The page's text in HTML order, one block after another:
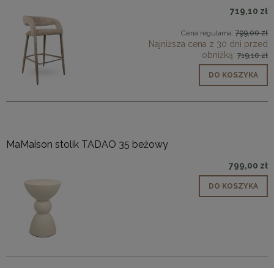
719,10 zł
Cena regularna: 799,00 zł
Najniższa cena z 30 dni przed
obniżką: 719,10 zł
DO KOSZYKA
MaMaison stolik TADAO 35 beżowy
799,00 zł
DO KOSZYKA